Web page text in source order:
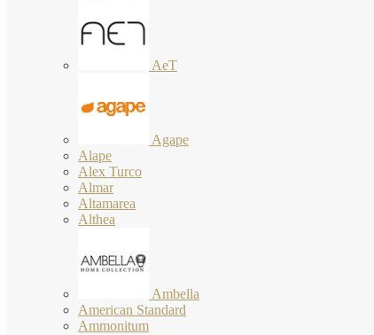
AeT
Agape
Alape
Alex Turco
Almar
Altamarea
Althea
Ambella
American Standard
Ammonitum